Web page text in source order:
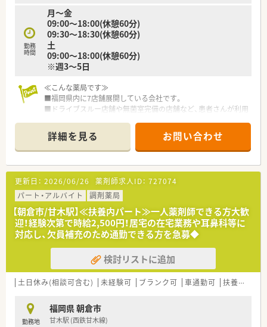
勤務
時間
月～金
09:00～18:00(休憩60分)
09:30～18:30(休憩60分)
土
09:00～18:00(休憩60分)
※週3～5日
≪こんな薬局です≫
■福岡県内に7店舗展開している会社です。
■ドライブスルー店舗や無菌室完備の店舗など、患者さんが利用
■年に7日程度、日曜勤務もありますが、別途手当を付けていま
す。
詳細を見る お問い合わせ
更新日： 2026/06/26 薬剤師求人ID： 727074
パート・アルバイト
調剤薬局
【朝倉市/甘木駅】≪扶養内パート≫一人薬剤師できる方大歓
迎！経験次第で時給2,500円！居宅の在宅業務や耳鼻科等に
対応し、欠員補充のため通勤できる方を急募◆
検討リストに追加
土日休み(相談可含む) 未経験可 ブランク可 車通勤可 扶養内勤務OK
勤務地
福岡県 朝倉市
甘木駅 (西鉄甘木線)